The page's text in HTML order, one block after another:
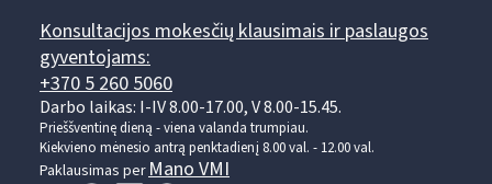
Konsultacijos mokesčių klausimais ir paslaugos
gyventojams:
+370 5 260 5060
Darbo laikas: I-IV 8.00-17.00, V 8.00-15.45.
Prieššventinę dieną - viena valanda trumpiau.
Kiekvieno mėnesio antrą penktadienį 8.00 val. - 12.00 val.
Paklausimas perMano VMI